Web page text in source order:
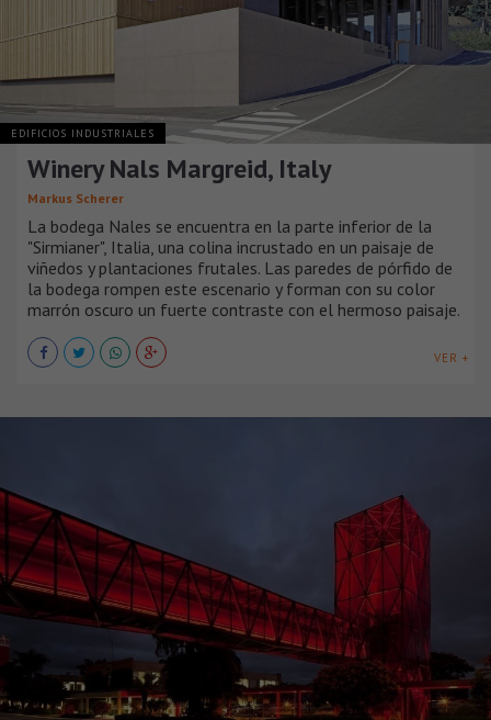
EDIFICIOS INDUSTRIALES
Winery Nals Margreid, Italy
Markus Scherer
La bodega Nales se encuentra en la parte inferior de la
"Sirmianer", Italia, una colina incrustado en un paisaje de
viñedos y plantaciones frutales. Las paredes de pórfido de
la bodega rompen este escenario y forman con su color
marrón oscuro un fuerte contraste con el hermoso paisaje.
VER +